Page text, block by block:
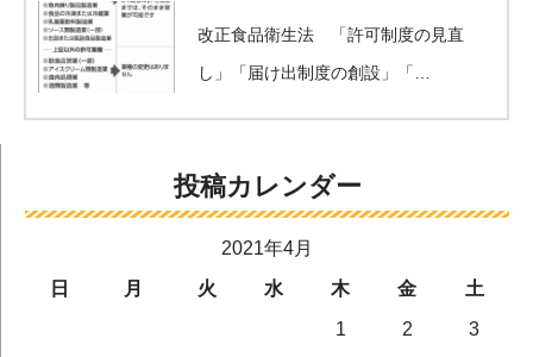
改正食品衛生法 「許可制度の見直
し」「届け出制度の創設」「…
投稿カレンダー
2021年4月
日
月 火 水 木 金
土
1
2
3